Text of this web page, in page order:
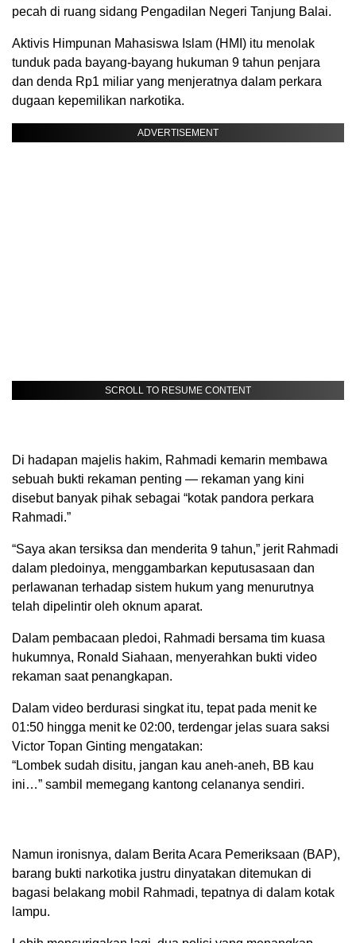
pecah di ruang sidang Pengadilan Negeri Tanjung Balai.
Aktivis Himpunan Mahasiswa Islam (HMI) itu menolak
tunduk pada bayang-bayang hukuman 9 tahun penjara
dan denda Rp1 miliar yang menjeratnya dalam perkara
dugaan kepemilikan narkotika.
ADVERTISEMENT
SCROLL TO RESUME CONTENT
Di hadapan majelis hakim, Rahmadi kemarin membawa
sebuah bukti rekaman penting — rekaman yang kini
disebut banyak pihak sebagai “kotak pandora perkara
Rahmadi.”
“Saya akan tersiksa dan menderita 9 tahun,” jerit Rahmadi
dalam pledoinya, menggambarkan keputusasaan dan
perlawanan terhadap sistem hukum yang menurutnya
telah dipelintir oleh oknum aparat.
Dalam pembacaan pledoi, Rahmadi bersama tim kuasa
hukumnya, Ronald Siahaan, menyerahkan bukti video
rekaman saat penangkapan.
Dalam video berdurasi singkat itu, tepat pada menit ke
01:50 hingga menit ke 02:00, terdengar jelas suara saksi
Victor Topan Ginting mengatakan:
“Lombek sudah disitu, jangan kau aneh-aneh, BB kau
ini…” sambil memegang kantong celananya sendiri.
Namun ironisnya, dalam Berita Acara Pemeriksaan (BAP),
barang bukti narkotika justru dinyatakan ditemukan di
bagasi belakang mobil Rahmadi, tepatnya di dalam kotak
lampu.